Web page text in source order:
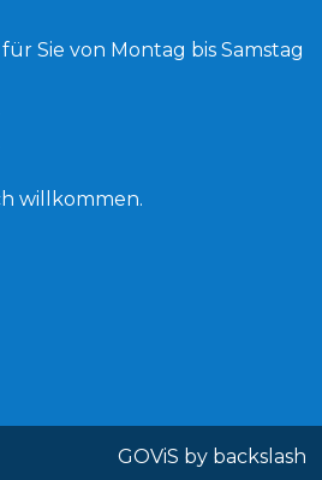
Sie von Montag bis Samstag
willkommen.
GOViS by backslash